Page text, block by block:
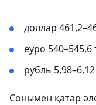
доллар
еуро
рубль
Сонымен қатар